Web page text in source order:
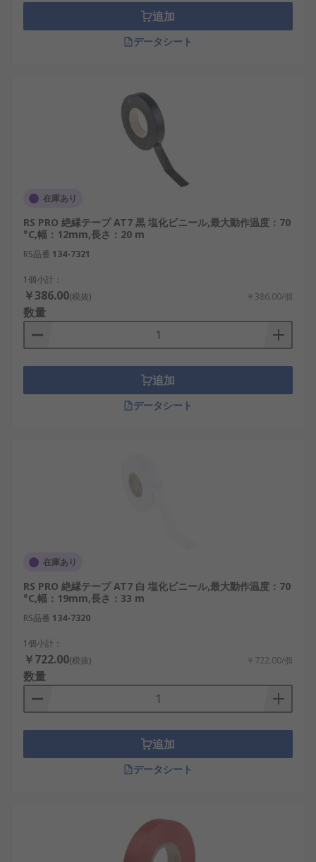
追加
データシート
在庫あり
RS PRO 絶縁テープ AT7 黒 塩化ビニール,最大動作温度：70
°C,幅：12mm,長さ：20 m
RS品番 134-7321
1個小計：
￥386.00(税抜) ￥386.00/個
数量
追加
データシート
在庫あり
RS PRO 絶縁テープ AT7 白 塩化ビニール,最大動作温度：70
°C,幅：19mm,長さ：33 m
RS品番 134-7320
1個小計：
￥722.00(税抜) ￥722.00/個
数量
追加
データシート